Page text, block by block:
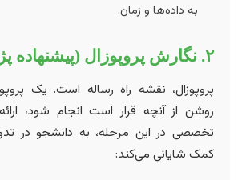
به داده‌ها و زمان.
۲. نگارش پروپوزال (پیشنهاده پژوهش)
پروپوزال، نقشه راه رساله است. یک
روشن از آنچه قرار است انجام شود،
تخصصی در این مرحله، به دانشجو در
کمک شایانی می‌کند: